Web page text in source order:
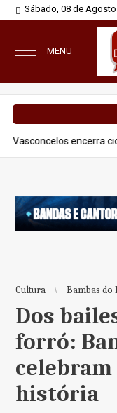
Sábado, 08 de
MENU
encerra ciclo na
Cultura Bambas do
Dos
forró:
celebram
história